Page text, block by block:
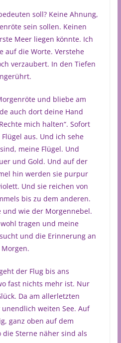
soll? Keine Ahnung,
sein sollen. Keinen
Meer liegen könnte. Ich
auf die Worte. Verstehe
verzaubert. In den Tiefen
und bliebe am
auch dort deine Hand
mich halten“. Sofort
aus. Und ich sehe
meine Flügel. Und
und Gold. Und auf der
hin werden sie purpur
Und sie reichen von
bis zu dem anderen.
und wie der Morgennebel.
tragen und meine
und die Erinnerung an
der Flug bis ans
fast nichts mehr ist. Nur
Da am allerletzten
weiten See. Auf
ganz oben auf dem
Sterne näher sind als